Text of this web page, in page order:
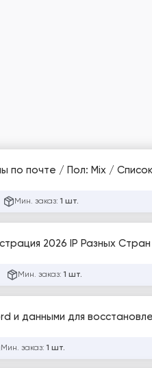
по почте / Пол: Mix /
Мин. заказ: 1 шт.
2026 IP Разных
Мин. заказ: 1 шт.
и данными для
Мин. заказ: 1 шт.